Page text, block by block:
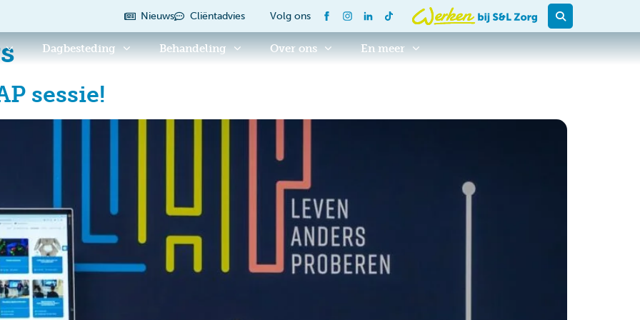
Nieuws Cliëntadvies Volg ons
Dagbesteding Behandeling Over ons En meer
sessie!